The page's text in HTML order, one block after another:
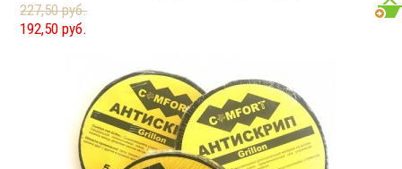
227,50 руб.
192,50 руб.